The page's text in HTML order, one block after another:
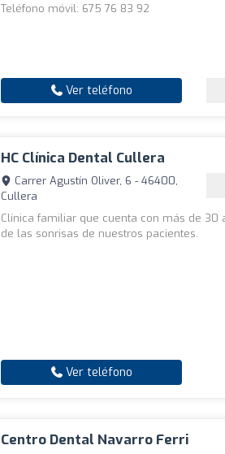
Teléfono móvil: 675 76 83 92
Ver teléfono
HC Clínica Dental Cullera
Carrer Agustín Oliver, 6 - 46400,
Cullera
Clínica familiar que cuenta con más de 30
de las sonrisas de nuestros pacientes.
Ver teléfono
Centro Dental Navarro Ferri